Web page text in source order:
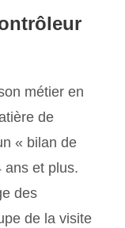
métier en
de
« bilan de
ans et plus.
des
de la visite